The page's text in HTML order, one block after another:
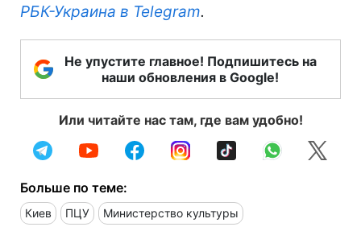
РБК-Украина в Telegram.
Не упустите главное! Подпишитесь на
наши обновления в Google!
Или читайте нас там, где вам удобно!
Больше по теме:
Киев ПЦУ Министерство культуры